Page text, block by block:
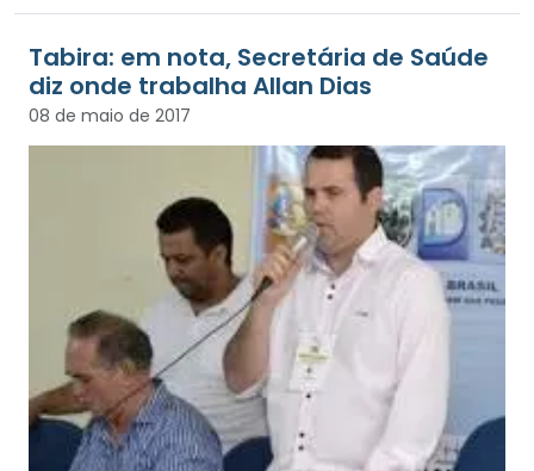
Tabira: em nota, Secretária de Saúde
diz onde trabalha Allan Dias
08 de maio de 2017